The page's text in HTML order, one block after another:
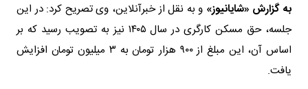
به گزارش «شایانیوز» و به نقل از خبرآنلاین، وی تصریح کرد: در این
جلسه، حق مسکن کارگری در سال ۱۴۰۵ نیز به تصویب رسید که بر
اساس آن، این مبلغ از ۹۰۰ هزار تومان به ۳ میلیون تومان افزایش
یافت.